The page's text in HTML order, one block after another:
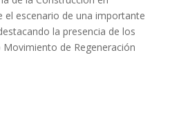
el escenario de una importante
la presencia de los
de Regeneración